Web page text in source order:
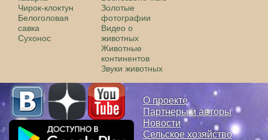
Чирок-клоктун
Белоголовая
савка
Сухонос
Золотые
фотографии
Видео о
животных
Животные
континентов
Звуки животных
О проекте
Партнеры и авторы
Новости
Сельское хозяйство